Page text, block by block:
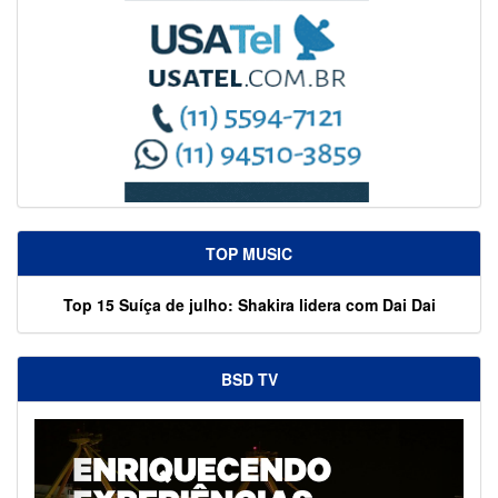
TOP MUSIC
Top 15 Suíça de julho: Shakira lidera com Dai Dai
BSD TV